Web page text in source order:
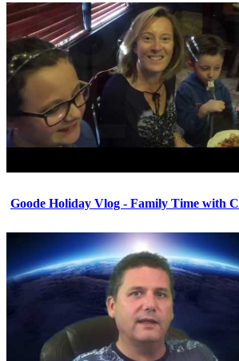
Goode Holiday Vlog - Family Time with